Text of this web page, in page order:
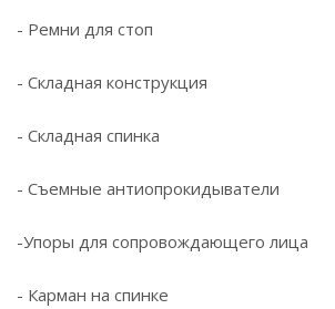
- Ремни для стоп
- Складная конструкция
- Складная спинка
- Съемные антиопрокидыватели
-Упоры для сопровождающего лица
- Карман на спинке